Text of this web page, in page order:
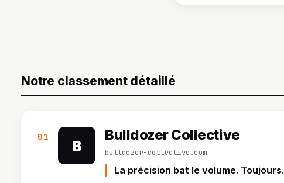
Notre classement détaillé
01
B
Bulldozer Collective
bulldozer-collective.com
La précision bat le volume. Toujours.